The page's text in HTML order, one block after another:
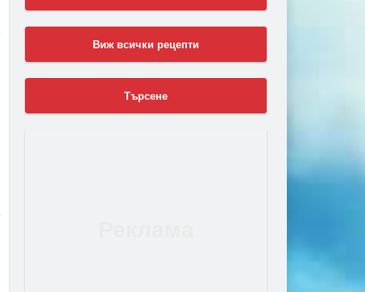
Виж всички рецепти
Търсене